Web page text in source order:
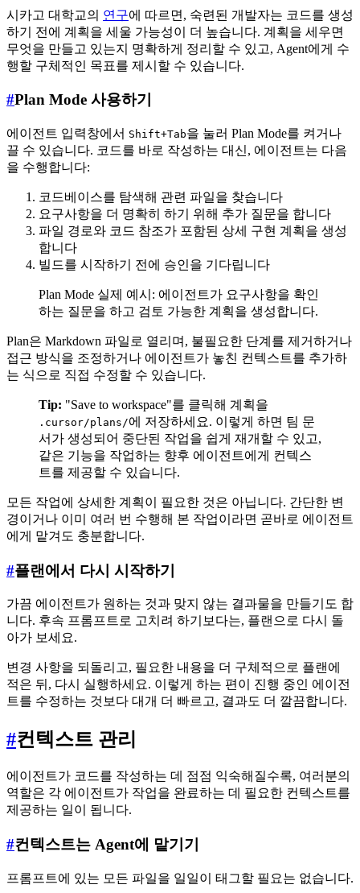
시카고 대학교의 연구에 따르면, 숙련된 개발자는 코드를 생성
하기 전에 계획을 세울 가능성이 더 높습니다. 계획을 세우면
무엇을 만들고 있는지 명확하게 정리할 수 있고, Agent에게 수
행할 구체적인 목표를 제시할 수 있습니다.
#Plan Mode 사용하기
에이전트 입력창에서 Shift+Tab을 눌러 Plan Mode를 켜거나
끌 수 있습니다. 코드를 바로 작성하는 대신, 에이전트는 다음
을 수행합니다:
코드베이스를 탐색해 관련 파일을 찾습니다
요구사항을 더 명확히 하기 위해 추가 질문을 합니다
파일 경로와 코드 참조가 포함된 상세 구현 계획을 생성
합니다
빌드를 시작하기 전에 승인을 기다립니다
Plan Mode 실제 예시: 에이전트가 요구사항을 확인
하는 질문을 하고 검토 가능한 계획을 생성합니다.
Plan은 Markdown 파일로 열리며, 불필요한 단계를 제거하거나
접근 방식을 조정하거나 에이전트가 놓친 컨텍스트를 추가하
는 식으로 직접 수정할 수 있습니다.
Tip: "Save to workspace"를 클릭해 계획을
.cursor/plans/에 저장하세요. 이렇게 하면 팀 문
서가 생성되어 중단된 작업을 쉽게 재개할 수 있고,
같은 기능을 작업하는 향후 에이전트에게 컨텍스
트를 제공할 수 있습니다.
모든 작업에 상세한 계획이 필요한 것은 아닙니다. 간단한 변
경이거나 이미 여러 번 수행해 본 작업이라면 곧바로 에이전트
에게 맡겨도 충분합니다.
#플랜에서 다시 시작하기
가끔 에이전트가 원하는 것과 맞지 않는 결과물을 만들기도 합
니다. 후속 프롬프트로 고치려 하기보다는, 플랜으로 다시 돌
아가 보세요.
변경 사항을 되돌리고, 필요한 내용을 더 구체적으로 플랜에
적은 뒤, 다시 실행하세요. 이렇게 하는 편이 진행 중인 에이전
트를 수정하는 것보다 대개 더 빠르고, 결과도 더 깔끔합니다.
#컨텍스트 관리
에이전트가 코드를 작성하는 데 점점 익숙해질수록, 여러분의
역할은 각 에이전트가 작업을 완료하는 데 필요한 컨텍스트를
제공하는 일이 됩니다.
#컨텍스트는 Agent에 맡기기
프롬프트에 있는 모든 파일을 일일이 태그할 필요는 없습니다.